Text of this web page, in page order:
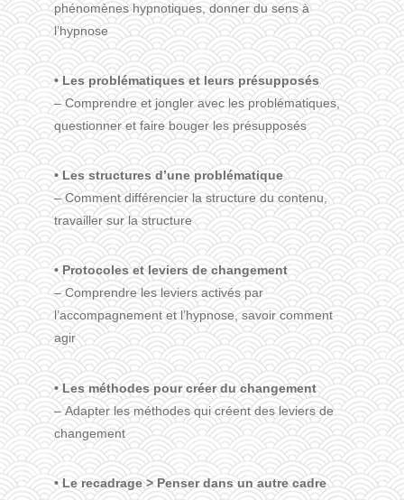
phénomènes hypnotiques, donner du sens à
l’hypnose
• Les problématiques et leurs présupposés
– Comprendre et jongler avec les problématiques,
questionner et faire bouger les présupposés
• Les structures d’une problématique
– Comment différencier la structure du contenu,
travailler sur la structure
• Protocoles et leviers de changement
– Comprendre les leviers activés par
l’accompagnement et l’hypnose, savoir comment
agir
• Les méthodes pour créer du changement
– Adapter les méthodes qui créent des leviers de
changement
• Le recadrage > Penser dans un autre cadre